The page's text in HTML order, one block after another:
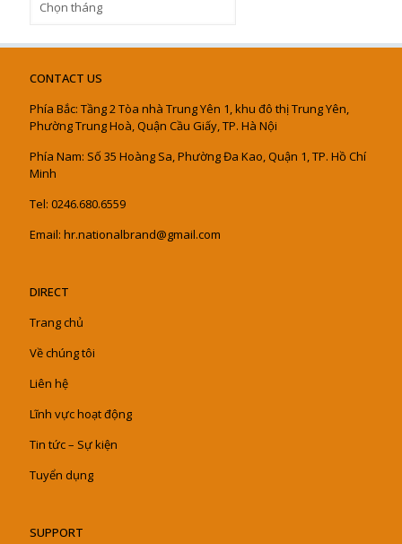
trữ
CONTACT US
Phía Bắc: Tầng 2 Tòa nhà Trung Yên 1, khu đô thị Trung Yên,
Phường Trung Hoà, Quận Cầu Giấy, TP. Hà Nội
Phía Nam: Số 35 Hoàng Sa, Phường Đa Kao, Quận 1, TP. Hồ Chí
Minh
Tel: 0246.680.6559
Email: hr.nationalbrand@gmail.com
DIRECT
Trang chủ
Về chúng tôi
Liên hệ
Lĩnh vực hoạt động
Tin tức – Sự kiện
Tuyển dụng
SUPPORT